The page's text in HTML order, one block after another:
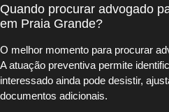
Quando procurar advogado
em Praia Grande?
O melhor momento para procurar
A atuação preventiva permite
interessado ainda pode desistir,
documentos adicionais.